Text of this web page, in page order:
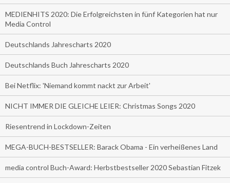
MEDIENHITS 2020: Die Erfolgreichsten in fünf Kategorien hat nur
Media Control
Deutschlands Jahrescharts 2020
Deutschlands Buch Jahrescharts 2020
Bei Netflix: 'Niemand kommt nackt zur Arbeit'
NICHT IMMER DIE GLEICHE LEIER: Christmas Songs 2020
Riesentrend in Lockdown-Zeiten
MEGA-BUCH-BESTSELLER: Barack Obama - Ein verheißenes Land
media control Buch-Award: Herbstbestseller 2020 Sebastian Fitzek